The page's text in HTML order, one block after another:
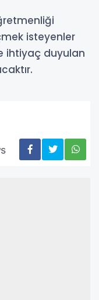
isteyenler
ihtiyaç duyulan